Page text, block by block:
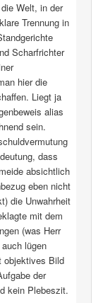
Welt, in der
Trennung in
Scharfrichter
hier die
Liegt ja
alias
sein.
dass
absichtlich
eben nicht
die Unwahrheit
mit dem
(was Herr
lügen
objektives Bild
der
kein Plebeszit.